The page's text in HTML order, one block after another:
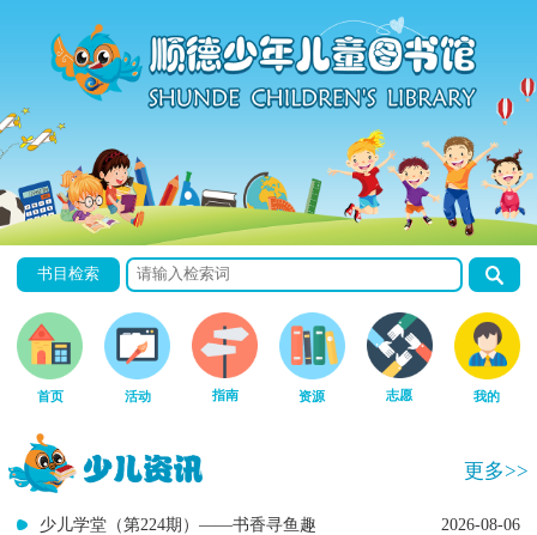
书目检索
首页 活动 指南 资源 志愿 我的
更多>>
少儿学堂（第224期）——书香寻鱼趣 2026-08-06